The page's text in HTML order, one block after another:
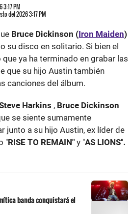
3:17 PM
del 2026 3:17 PM
Bruce Dickinson (Iron Maiden)
su disco en solitario. Si bien el
ya ha terminado en grabar las
que su hijo Austin también
canciones del álbum.
Harkins , Bruce Dickinson
se siente sumamente
junto a su hijo Austin, ex líder de
"RISE TO REMAIN" y "AS LIONS".
banda conquistará el